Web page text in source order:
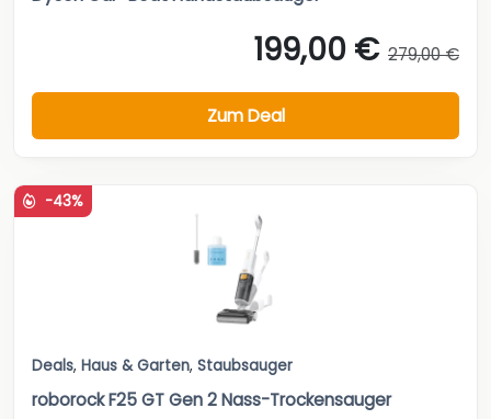
199,00 € 279,00 €
Zum Deal
-43%
Deals, Haus & Garten, Staubsauger
roborock F25 GT Gen 2 Nass-Trockensauger